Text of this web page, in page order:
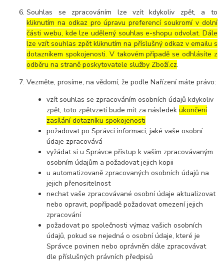
Souhlas se zpracováním lze vzít kdykoliv zpět, a to
kliknutím na odkaz pro úpravu preferencí soukromí v dolní
části webu, kde lze udělený souhlas e-shopu odvolat. Dále
lze vzít souhlas zpět kliknutím na příslušný odkaz v emailu s
dotazníkem spokojenosti. V takovém případě se odhlásíte z
odběru na straně poskytovatele služby Zboží.cz.
Vezměte, prosíme, na vědomí, že podle Nařízení máte právo:
vzít souhlas se zpracováním osobních údajů kdykoliv
zpět, toto zpětvzetí bude mít za následekukončení
zasílání dotazníku spokojenosti
požadovat po Správci informaci, jaké vaše osobní
údaje zpracovává
vyžádat si u Správce přístup k vašim zpracovávaným
osobním údajům a požadovat jejich kopii
u automatizovaně zpracovaných osobních údajů na
jejich přenositelnost
nechat vaše zpracovávané osobní údaje aktualizovat
nebo opravit, popřípadě požadovat omezení jejich
zpracování
požadovat po společnosti výmaz vašich osobních
údajů, pokud se nejedná o osobní údaje, které je
Správce povinen nebo oprávněn dále zpracovávat
dle příslušných právních předpisů